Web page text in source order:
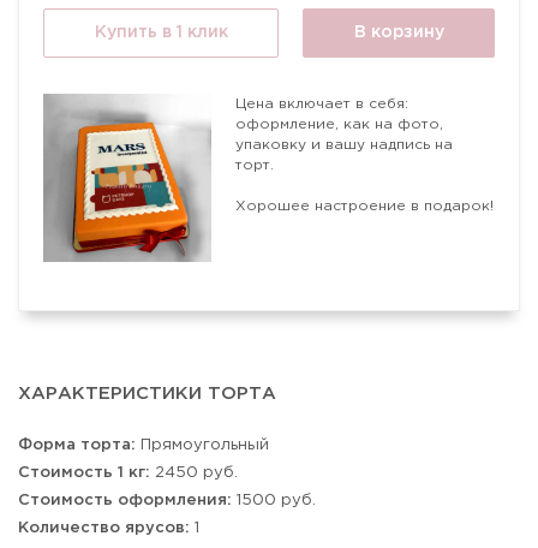
Купить в 1 клик В корзину
Цена включает в себя:
оформление, как на фото,
упаковку и вашу надпись на
торт.
Хорошее настроение в подарок!
ХАРАКТЕРИСТИКИ ТОРТА
Форма торта: Прямоугольный
Стоимость 1 кг: 2450 руб.
Стоимость оформления: 1500 руб.
Количество ярусов: 1